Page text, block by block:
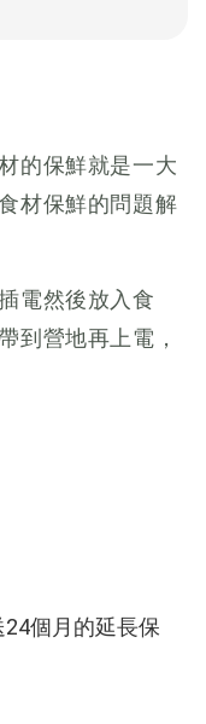
的保鮮就是一大
材保鮮的問題解
電然後放入食
到營地再上電，
個月的延長保